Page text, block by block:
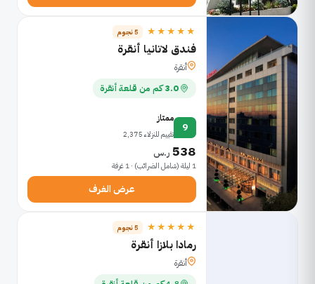
★★★★★ 5 نجوم
فندق لاتانيا أنقرة
أنقرة
3.0 كم من قلعة أنقرة
9
ممتاز
تقييم للنزلاء 2,375
538 ر.س
1 ليلة (شامل الضرائب) · 1 غرفة
عرض الغرف
★★★★★ 5 نجوم
رمادا بلازا أنقرة
أنقرة